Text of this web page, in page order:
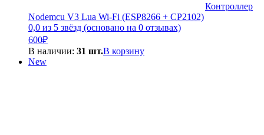
Контроллер
Nodemcu V3 Lua Wi-Fi (ESP8266 + CP2102)
0,0 из 5 звёзд (основано на 0 отзывах)
600₽
В наличии: 31 шт.В корзину
New